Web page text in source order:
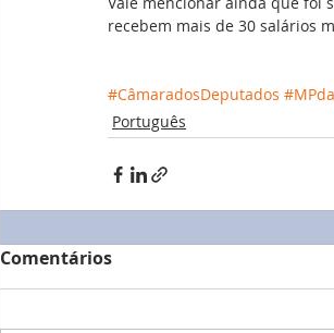
recebem mais de 30 salários
#CâmaradosDeputados
Português
Comentários